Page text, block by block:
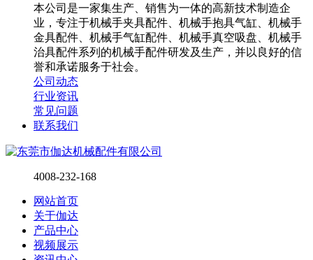
本公司是一家集生产、销售为一体的高新技术制造企
业，专注于机械手夹具配件、机械手抱具气缸、机械手
金具配件、机械手气缸配件、机械手真空吸盘、机械手
治具配件系列的机械手配件研发及生产，并以良好的信
誉和承诺服务于社会。
公司动态
行业资讯
常见问题
联系我们
4008-232-168
网站首页
关于伽达
产品中心
视频展示